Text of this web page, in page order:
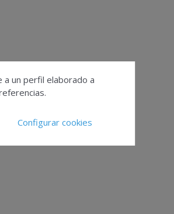
un perfil elaborado a
Configurar cookies